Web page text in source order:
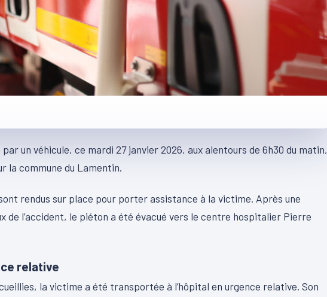
un véhicule, ce mardi 27 janvier 2026, aux alentours de 6h30 du matin,
la commune du Lamentin.
rendus sur place pour porter assistance à la victime. Après une
de l’accident, le piéton a été évacué vers le centre hospitalier Pierre
relative
la victime a été transportée à l’hôpital en urgence relative. Son